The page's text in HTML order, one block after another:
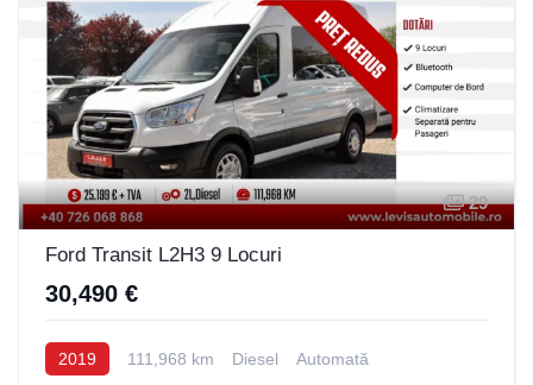
29
Ford Transit L2H3 9 Locuri
30,490 €
2019 111,968 km Diesel Automată